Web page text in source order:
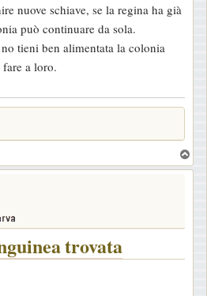
nuove schiave, se la regina ha già
può continuare da sola.
tieni ben alimentata la colonia
fare a loro.
o
trovata